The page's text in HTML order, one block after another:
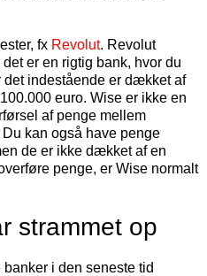
fx Revolut. Revolut
er en rigtig bank, hvor du
det indestående er dækket af
euro. Wise er ikke en
af penge mellem
kan også have penge
de er ikke dækket af en
penge, er Wise normalt
strammet op
i den seneste tid